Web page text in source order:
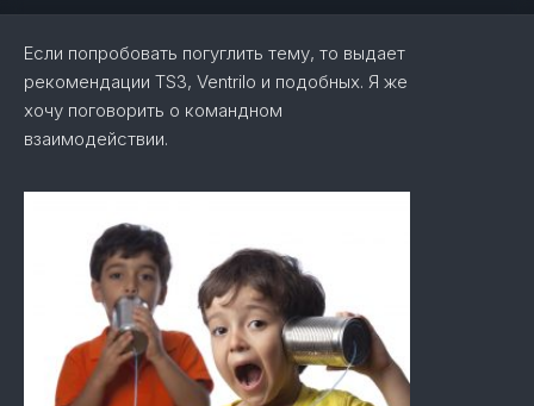
Если попробовать погуглить тему, то выдает
рекомендации TS3, Ventrilo и подобных. Я же
хочу поговорить о командном
взаимодействии.